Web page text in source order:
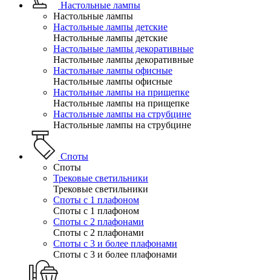
Настольные лампы
Настольные лампы
Настольные лампы детские
Настольные лампы детские
Настольные лампы декоративные
Настольные лампы декоративные
Настольные лампы офисные
Настольные лампы офисные
Настольные лампы на прищепке
Настольные лампы на прищепке
Настольные лампы на струбцине
Настольные лампы на струбцине
Споты
Споты
Трековые светильники
Трековые светильники
Споты с 1 плафоном
Споты с 1 плафоном
Споты с 2 плафонами
Споты с 2 плафонами
Споты с 3 и более плафонами
Споты с 3 и более плафонами